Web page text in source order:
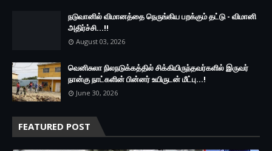
நடுவானில் விமானத்தை நெருங்கிய பறக்கும் தட்டு - விமானி
அதிர்ச்சி...!!
August 03, 2026
வெனிசுலா நிலநடுக்கத்தில் சிக்கியிருந்தவர்களில் இருவர்
நான்கு நாட்களின் பின்னர் உயிருடன் மீட்பு...!
June 30, 2026
FEATURED POST